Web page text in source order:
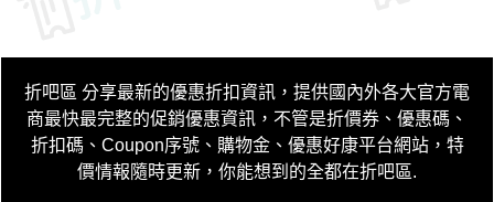
折吧區 分享最新的優惠折扣資訊，提供國內外各大官方電
商最快最完整的促銷優惠資訊，不管是折價券、優惠碼、
折扣碼、Coupon序號、購物金、優惠好康平台網站，特
價情報隨時更新，你能想到的全都在折吧區.